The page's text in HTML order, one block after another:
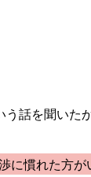
う話を聞いた
に慣れた方が